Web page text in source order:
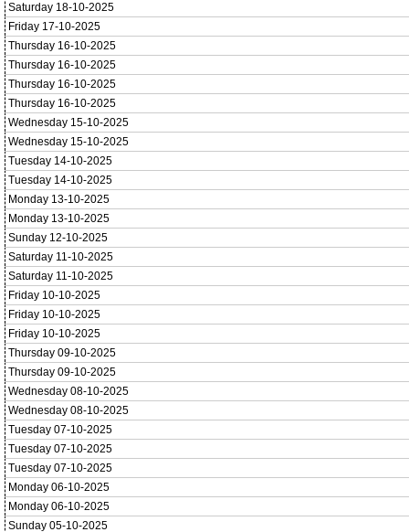
Saturday 18-10-2025
Friday 17-10-2025
Thursday 16-10-2025
Thursday 16-10-2025
Thursday 16-10-2025
Thursday 16-10-2025
Wednesday 15-10-2025
Wednesday 15-10-2025
Tuesday 14-10-2025
Tuesday 14-10-2025
Monday 13-10-2025
Monday 13-10-2025
Sunday 12-10-2025
Saturday 11-10-2025
Saturday 11-10-2025
Friday 10-10-2025
Friday 10-10-2025
Friday 10-10-2025
Thursday 09-10-2025
Thursday 09-10-2025
Wednesday 08-10-2025
Wednesday 08-10-2025
Tuesday 07-10-2025
Tuesday 07-10-2025
Tuesday 07-10-2025
Monday 06-10-2025
Monday 06-10-2025
Sunday 05-10-2025